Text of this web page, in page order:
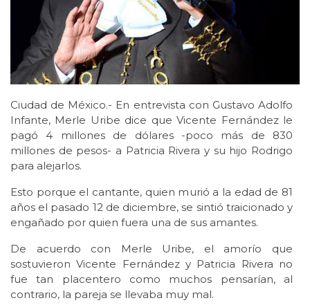
Ciudad de México.- En entrevista con Gustavo Adolfo
Infante, Merle Uribe dice que Vicente Fernández le
pagó 4 millones de dólares -poco más de 830
millones de pesos- a Patricia Rivera y su hijo Rodrigo
para alejarlos.
Esto porque el cantante, quien murió a la edad de 81
años el pasado 12 de diciembre, se sintió traicionado y
engañado por quien fuera una de sus amantes.
De acuerdo con Merle Uribe, el amorío que
sostuvieron Vicente Fernández y Patricia Rivera no
fue tan placentero como muchos pensarían, al
contrario, la pareja se llevaba muy mal.